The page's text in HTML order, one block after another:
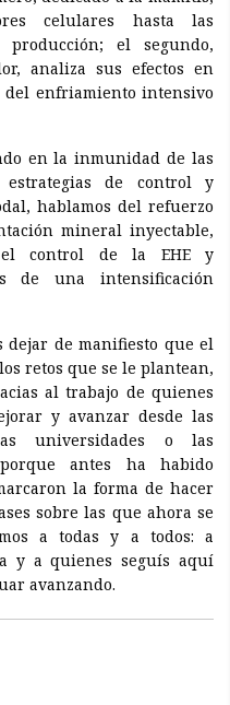
celulares hasta las
el segundo,
analiza sus efectos en
del enfriamiento intensivo
en la inmunidad de las
estrategias de control y
hablamos del refuerzo
mineral inyectable,
control de la EHE y
de una intensificación
dejar de manifiesto que el
retos que se le plantean,
al trabajo de quienes
y avanzar desde las
universidades o las
antes ha habido
la forma de hacer
sobre las que ahora se
a todas y a todos: a
y a quienes seguís aquí
avanzando.